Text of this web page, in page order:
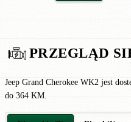
PRZEGLĄD
Jeep Grand Cherokee WK2 jest
do 364 KM.